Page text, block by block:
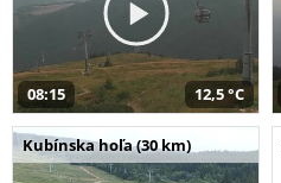
08:15 12,5 °C
Kubínska hoľa (30 km)